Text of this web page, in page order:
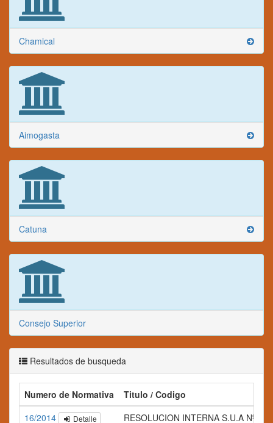
Chamical
Aimogasta
Catuna
Consejo Superior
Resultados de busqueda
Numero de Normativa
Titulo / Codigo
16/2014
Detalle RESOLUCION INTERNA S.U.A Nº 016